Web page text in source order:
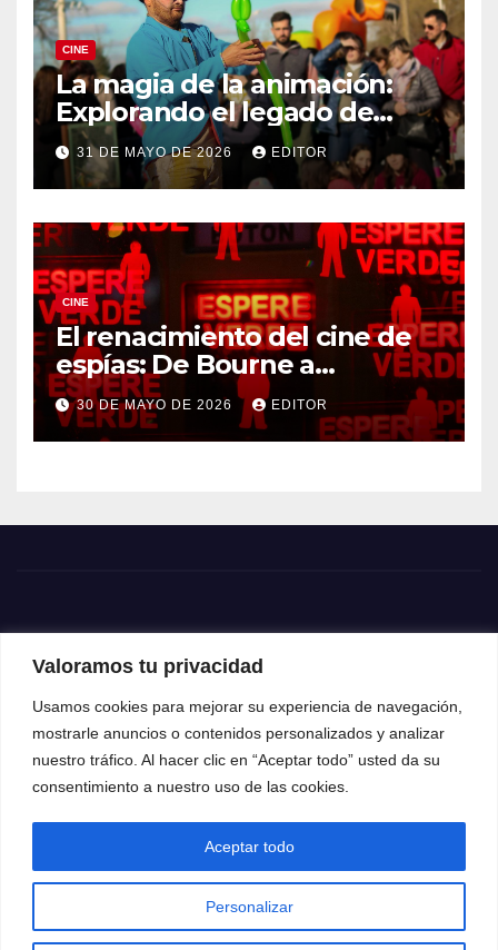
Valoramos tu privacidad
Usamos cookies para mejorar su experiencia de navegación,
mostrarle anuncios o contenidos personalizados y analizar
nuestro tráfico. Al hacer clic en “Aceptar todo” usted da su
consentimiento a nuestro uso de las cookies.
Personalizar
Aceptar todo
CINE
La magia de la animación:
Explorando el legado de
DreamWorks
31 DE MAYO DE 2026 EDITOR
CINE
El renacimiento del cine de
espías: De Bourne a
Treadstone
30 DE MAYO DE 2026 EDITOR
Funciona gracias a WordPress|Tema: News Way por